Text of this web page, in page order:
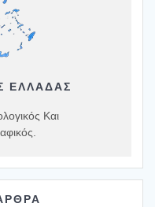
ΕΛΛΆΔΑΣ
Και